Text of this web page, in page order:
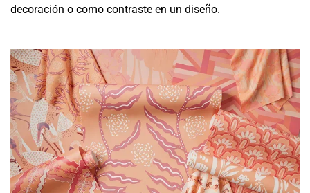
decoración o como contraste en un diseño.